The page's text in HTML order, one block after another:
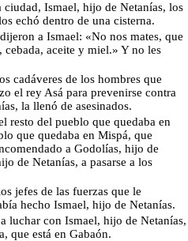
Ismael, hijo de Netanías, los
echó dentro de una cisterna.
a Ismael: «No nos mates, que
cebada, aceite y miel.» Y no les
cadáveres de los hombres que
el rey Asá para prevenirse contra
la llenó de asesinados.
resto del pueblo que quedaba en
que quedaba en Mispá, que
a Godolías, hijo de
de Netanías, a pasarse a los
jefes de las fuerzas que le
hecho Ismael, hijo de Netanías.
luchar con Ismael, hijo de Netanías,
que está en Gabaón.